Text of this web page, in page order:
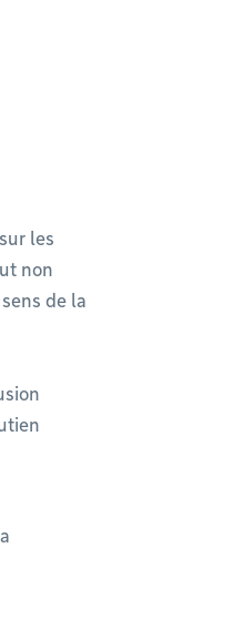
les
non
de la